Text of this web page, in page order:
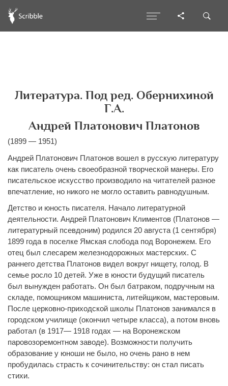
Литература. Под ред. Обернихиной
Г.А.
Андрей Платонович Платонов
(1899 — 1951)
Андрей Платонович Платонов вошел в русскую литературу
как писатель очень своеобразной творческой манеры. Его
писательское искусство производило на читателей разное
впечатление, но никого не могло оставить равнодушным.
Детство и юность писателя. Начало литературной
деятельности. Андрей Платонович Климентов (Платонов —
литературный псевдоним) родился 20 августа (1 сентября)
1899 года в поселке Ямская слобода под Воронежем. Его
отец был слесарем железнодорожных мастерских. С
раннего детства Платонов видел вокруг нищету, голод. В
семье росло 10 детей. Уже в юности будущий писатель
был вынужден работать. Он был батраком, подручным на
складе, помощником машиниста, литейщиком, мастеровым.
После церковно-приходской школы Платонов занимался в
городском училище (окончил четыре класса), а потом вновь
работал (в 1917— 1918 годах — на Воронежском
паровозоремонтном заводе). Возможности получить
образование у юноши не было, но очень рано в нем
пробудилась страсть к сочинительству: он стал писать
стихи.